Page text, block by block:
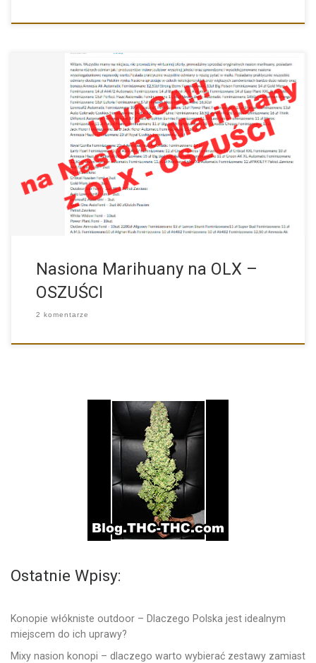
Uwaga na nasiona marihuany z ogłoszeń na OLX. Już jakiś […]
Nasiona Marihuany na OLX –
OSZUŚCI
2 komentarze
Ostatnie Wpisy:
Konopie włókniste outdoor – Dlaczego Polska jest idealnym
miejscem do ich uprawy?
Mixy nasion konopi – dlaczego warto wybierać zestawy zamiast